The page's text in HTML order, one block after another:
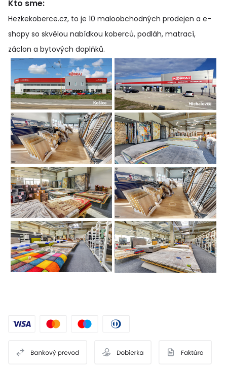
Kto sme:
Hezkekoberce.cz, to je 10 maloobchodných prodejen a e-
shopy so skvělou nabídkou koberců, podláh, matrací,
záclon a bytových doplňků.